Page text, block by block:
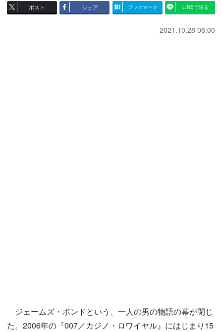
ポスト シェア ブックマーク LINEで送る
2021.10.28 08:00
ジェームズ・ボンドという、一人の男の物語の幕が閉じ
た。2006年の『007／カジノ・ロワイヤル』にはじまり15